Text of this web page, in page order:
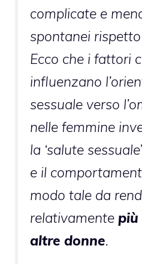
complicate e
spontanei
Ecco che i fattori
influenzano
sessuale verso
nelle femmine
la ‘salute
e il
modo tale da
relativamente
altre donne.